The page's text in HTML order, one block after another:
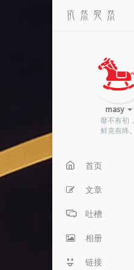
masy
靡不有初，
鲜克有终。
首页
文章
吐槽
相册
链接